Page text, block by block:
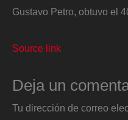
Gustavo Petro, obtuvo el
Source link
Deja un
Tu dirección de correo